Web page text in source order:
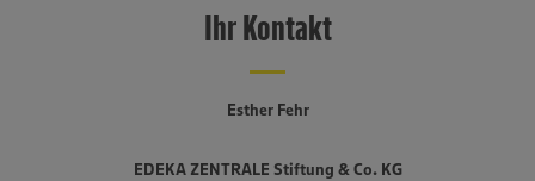
Ihr Kontakt
Esther Fehr
EDEKA ZENTRALE Stiftung & Co. KG